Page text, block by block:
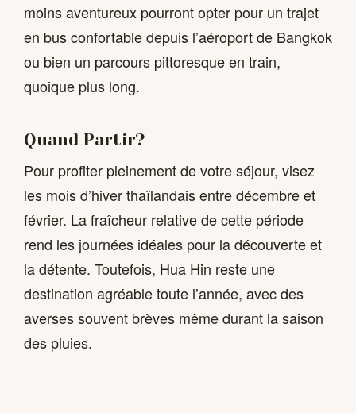
moins aventureux pourront opter pour un trajet
en bus confortable depuis l’aéroport de Bangkok
ou bien un parcours pittoresque en train,
quoique plus long.
Quand Partir?
Pour profiter pleinement de votre séjour, visez
les mois d’hiver thaïlandais entre décembre et
février. La fraîcheur relative de cette période
rend les journées idéales pour la découverte et
la détente. Toutefois, Hua Hin reste une
destination agréable toute l’année, avec des
averses souvent brèves même durant la saison
des pluies.